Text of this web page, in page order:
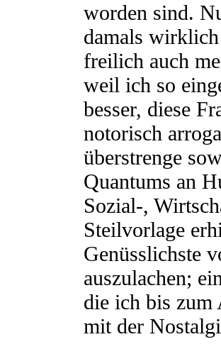
worden sind.
damals
freilich auch
weil ich so
besser, diese
notorisch
überstrenge
Quantums an
Sozial-,
Steilvorlage
Genüsslichste
auszulachen;
die ich bis zum
mit der